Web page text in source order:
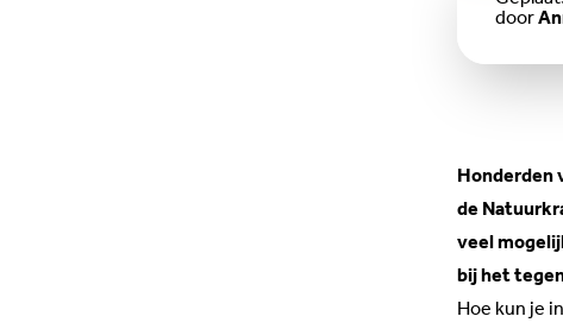
door
Honderden
de
veel
bij het
Hoe kun je